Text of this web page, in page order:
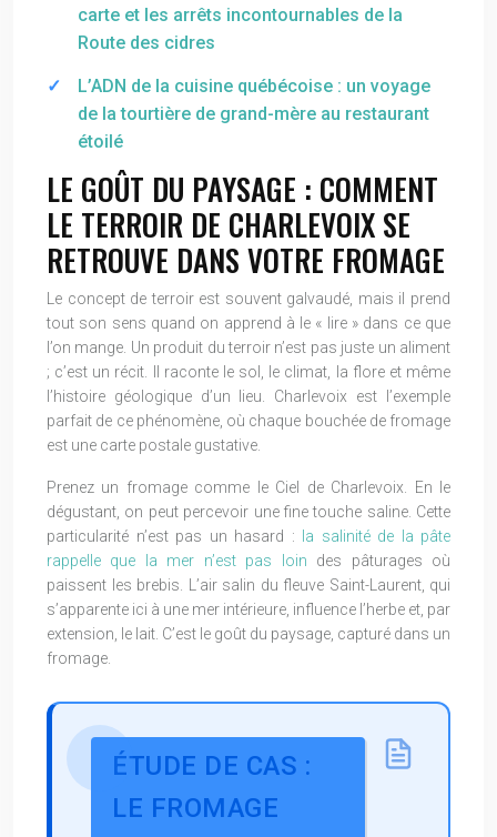
carte et les arrêts incontournables de la
Route des cidres
L’ADN de la cuisine québécoise : un voyage
de la tourtière de grand-mère au restaurant
étoilé
LE GOÛT DU PAYSAGE : COMMENT
LE TERROIR DE CHARLEVOIX SE
RETROUVE DANS VOTRE FROMAGE
Le concept de terroir est souvent galvaudé, mais il prend
tout son sens quand on apprend à le « lire » dans ce que
l’on mange. Un produit du terroir n’est pas juste un aliment
; c’est un récit. Il raconte le sol, le climat, la flore et même
l’histoire géologique d’un lieu. Charlevoix est l’exemple
parfait de ce phénomène, où chaque bouchée de fromage
est une carte postale gustative.
Prenez un fromage comme le Ciel de Charlevoix. En le
dégustant, on peut percevoir une fine touche saline. Cette
particularité n’est pas un hasard :
la salinité de la pâte
rappelle que la mer n’est pas loin des pâturages où
paissent les brebis. L’air salin du fleuve Saint-Laurent, qui
s’apparente ici à une mer intérieure, influence l’herbe et, par
extension, le lait. C’est le goût du paysage, capturé dans un
fromage.
ÉTUDE DE CAS :
LE FROMAGE